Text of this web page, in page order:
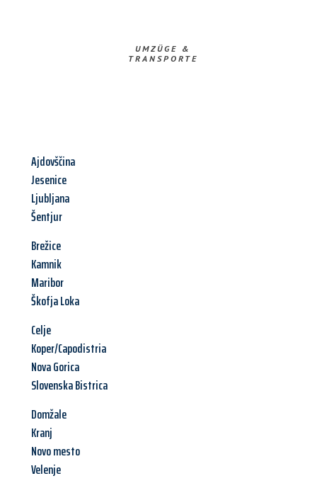
UMZÜGE &
TRANSPORTE
Ajdovščina
Jesenice
Ljubljana
Šentjur
Brežice
Kamnik
Maribor
Škofja Loka
Celje
Koper/Capodistria
Nova Gorica
Slovenska Bistrica
Domžale
Kranj
Novo mesto
Velenje